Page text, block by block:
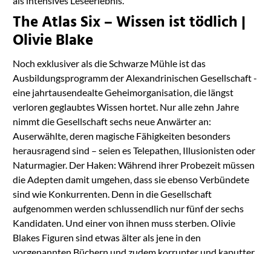
The Atlas Six – Wissen ist tödlich |
Olivie Blake
Noch exklusiver als die Schwarze Mühle ist das
Ausbildungsprogramm der Alexandrinischen Gesellschaft -
eine jahrtausendealte Geheimorganisation, die längst
verloren geglaubtes Wissen hortet. Nur alle zehn Jahre
nimmt die Gesellschaft sechs neue Anwärter an:
Auserwählte, deren magische Fähigkeiten besonders
herausragend sind – seien es Telepathen, Illusionisten oder
Naturmagier. Der Haken: Während ihrer Probezeit müssen
die Adepten damit umgehen, dass sie ebenso Verbündete
sind wie Konkurrenten. Denn in die Gesellschaft
aufgenommen werden schlussendlich nur fünf der sechs
Kandidaten. Und einer von ihnen muss sterben. Olivie
Blakes Figuren sind etwas älter als jene in den